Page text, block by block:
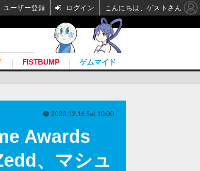
FISTBUMP ゲムマイド
Awards
、マシュ
2023.12.16 Sat 10:00
ユーザー登録 ログイン こんにちは、ゲストさん